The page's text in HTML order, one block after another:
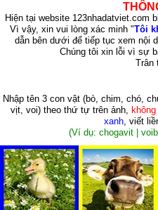
Hiện tại website 123nhadatviet.com
Vì vậy, xin vui lòng xác minh "Tôi
dẫn bên dưới để tiếp tục xem nội
Chúng tôi xin lỗi vì sự
Trân
Nhập tên 3 con vật (bò, chim, chó,
vịt, voi)theo thứ tự trên ảnh,
xanh, viết
(Ví dụ: chogavit |